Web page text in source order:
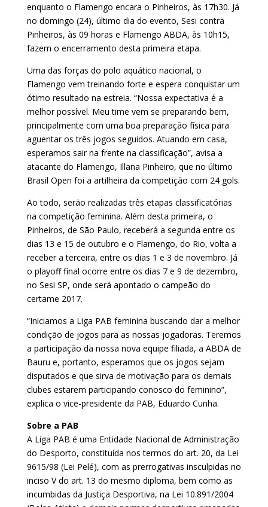
enquanto o Flamengo encara o Pinheiros, às 17h30. Já
no domingo (24), último dia do evento, Sesi contra
Pinheiros, às 09 horas e Flamengo ABDA, às 10h15,
fazem o encerramento desta primeira etapa.
Uma das forças do polo aquático nacional, o
Flamengo vem treinando forte e espera conquistar um
ótimo resultado na estreia. “Nossa expectativa é a
melhor possível. Meu time vem se preparando bem,
principalmente com uma boa preparação física para
aguentar os três jogos seguidos. Atuando em casa,
esperamos sair na frente na classificação”, avisa a
atacante do Flamengo, Illana Pinheiro, que no último
Brasil Open foi a artilheira da competição com 24 gols.
Ao todo, serão realizadas três etapas classificatórias
na competição feminina. Além desta primeira, o
Pinheiros, de São Paulo, receberá a segunda entre os
dias 13 e 15 de outubro e o Flamengo, do Rio, volta a
receber a terceira, entre os dias 1 e 3 de novembro. Já
o playoff final ocorre entre os dias 7 e 9 de dezembro,
no Sesi SP, onde será apontado o campeão do
certame 2017.
“Iniciamos a Liga PAB feminina buscando dar a melhor
condição de jogos para as nossas jogadoras. Teremos
a participação da nossa nova equipe filiada, a ABDA de
Bauru e, portanto, esperamos que os jogos sejam
disputados e que sirva de motivação para os demais
clubes estarem participando conosco do feminino”,
explica o vice-presidente da PAB, Eduardo Cunha.
Sobre a PAB
A Liga PAB é uma Entidade Nacional de Administração
do Desporto, constituída nos termos do art. 20, da Lei
9615/98 (Lei Pelé), com as prerrogativas insculpidas no
inciso V do art. 13 do mesmo diploma, bem como as
incumbidas da Justiça Desportiva, na Lei 10.891/2004